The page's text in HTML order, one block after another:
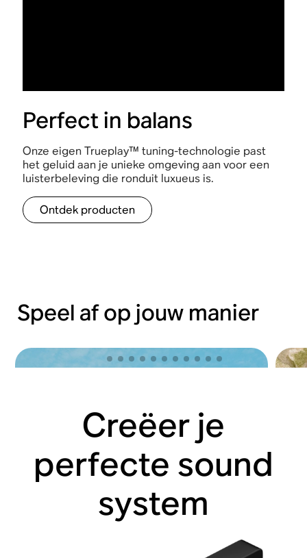
Perfect in balans
Onze eigen Trueplay™ tuning-technologie past
het geluid aan je unieke omgeving aan voor een
luisterbeleving die ronduit luxueus is.
Ontdek producten
Speel af op jouw manier
Creëer je
perfecte sound
system